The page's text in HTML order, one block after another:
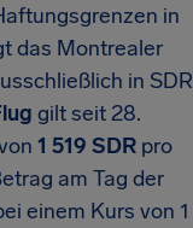
in
das Montrealer
in SDR
gilt seit 28.
1 519 SDR pro
am Tag der
einem Kurs von 1